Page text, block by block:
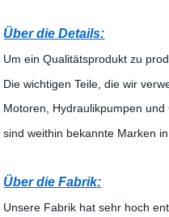
Über die Details:
Um ein Qualitätsprodukt zu
Die wichtigen Teile, die wir
Motoren, Hydraulikpumpen
sind weithin bekannte Marken
Über die Fabrik:
Unsere Fabrik hat sehr hoch